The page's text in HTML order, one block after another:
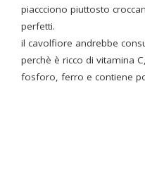
piaccciono piuttosto
perfetti.
il cavolfiore andrebbe
perchè è ricco di vitamina
fosforo, ferro e contiene